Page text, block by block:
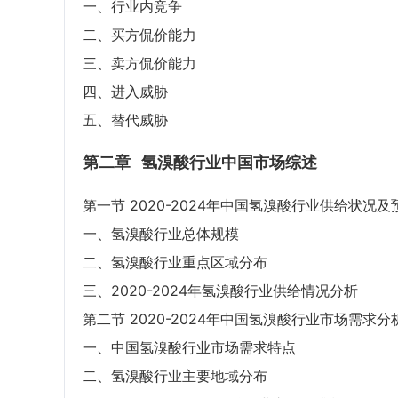
一、行业内竞争
二、买方侃价能力
三、卖方侃价能力
四、进入威胁
五、替代威胁
第二章 氢溴酸行业中国市场综述
第一节 2020-2024年中国氢溴酸行业供给状况及
一、氢溴酸行业总体规模
二、氢溴酸行业重点区域分布
三、2020-2024年氢溴酸行业供给情况分析
第二节 2020-2024年中国氢溴酸行业市场需求分
一、中国氢溴酸行业市场需求特点
二、氢溴酸行业主要地域分布